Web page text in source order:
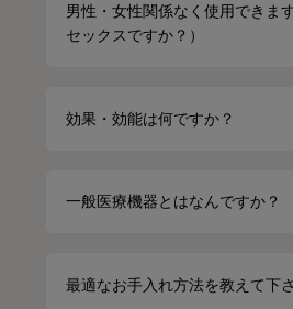
男性・女性関係なく使用できま
セックスですか？）
効果・効能は何ですか？
一般医療機器とはなんですか？
最適なお手入れ方法を教えて下さ
オーバーサイズTシャツ（
ポロシャツ（ホワイト）M